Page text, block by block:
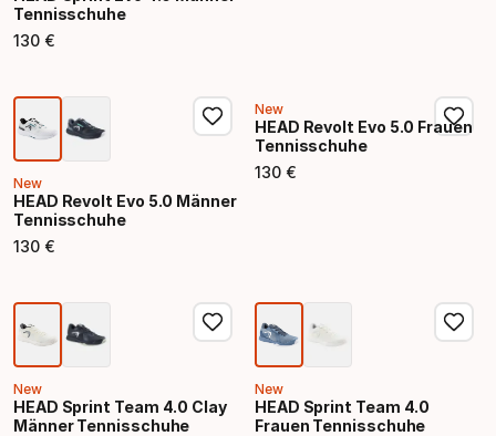
Tennisschuhe
130 €
Endpreis
New
HEAD Revolt Evo 5.0 Männer
Tennisschuhe
130 €
Endpreis
New
HEAD Revolt Evo 5.0 Frauen
Tennisschuhe
130 €
Endpreis
New
HEAD Sprint Team 4.0 Clay
Männer Tennisschuhe
New
HEAD Sprint Team 4.0
Frauen Tennisschuhe